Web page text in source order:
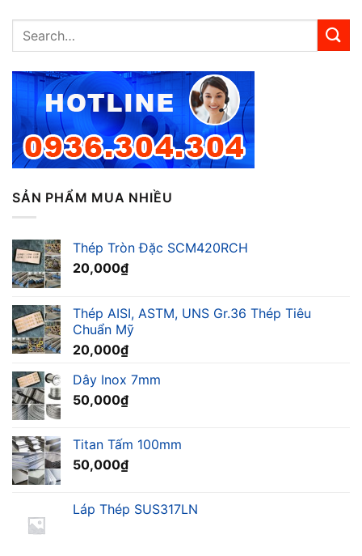
SẢN PHẨM MUA NHIỀU
Thép Tròn Đặc SCM420RCH
20,000₫
Thép AISI, ASTM, UNS Gr.36 Thép Tiêu
Chuẩn Mỹ
20,000₫
Dây Inox 7mm
50,000₫
Titan Tấm 100mm
50,000₫
Láp Thép SUS317LN